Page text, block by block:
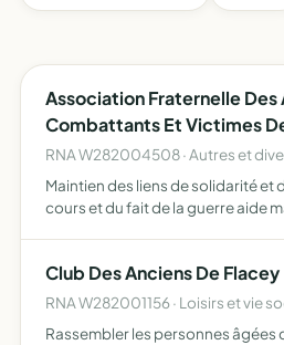
Association Fraternelle Des
Combattants Et Victimes
RNA W282004508 · Autres et
Maintien des liens de solidarité et
cours et du fait de la guerre aide
Club Des Anciens De Flacey
RNA W282001156 · Loisirs et vie
Rassembler les personnes âgées